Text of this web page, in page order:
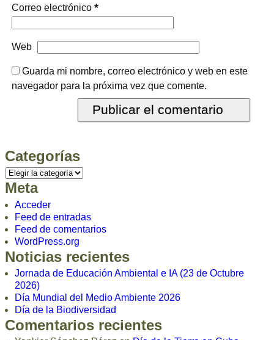
Correo electrónico *
Web
Guarda mi nombre, correo electrónico y web en este
navegador para la próxima vez que comente.
Categorías
Meta
Acceder
Feed de entradas
Feed de comentarios
WordPress.org
Noticias recientes
Jornada de Educación Ambiental e IA (23 de Octubre
2026)
Día Mundial del Medio Ambiente 2026
Día de la Biodiversidad
Comentarios recientes